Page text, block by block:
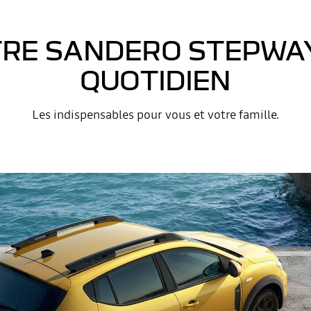
SANDERO
QUOTIDIEN
Les indispensables pour vous et votre famille.